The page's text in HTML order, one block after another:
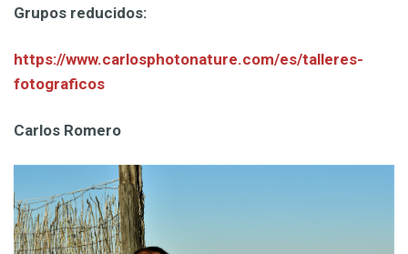
Grupos reducidos:
https://www.carlosphotonature.com/es/talleres-
fotograficos
Carlos Romero